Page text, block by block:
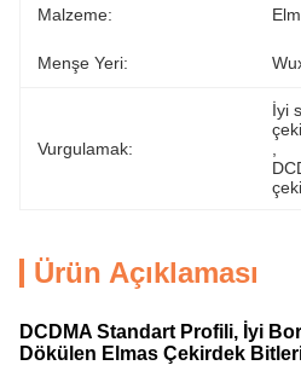
Malzeme:
Menşe Yeri:
Vurgulamak:
İyi
Ürün Açıklaması
DCDMA Standart Profili, İyi
Dökülen Elmas Çekirdek